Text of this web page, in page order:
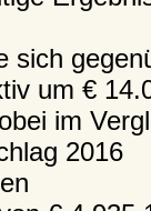
sich
um €
im
2016